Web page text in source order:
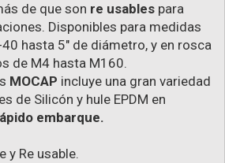
de que son re usables para
Disponibles para medidas
hasta 5" de diámetro, y en rosca
de M4 hasta M160.
MOCAP incluye una gran variedad
de Silicón y hule EPDM en
embarque.
y Re usable.